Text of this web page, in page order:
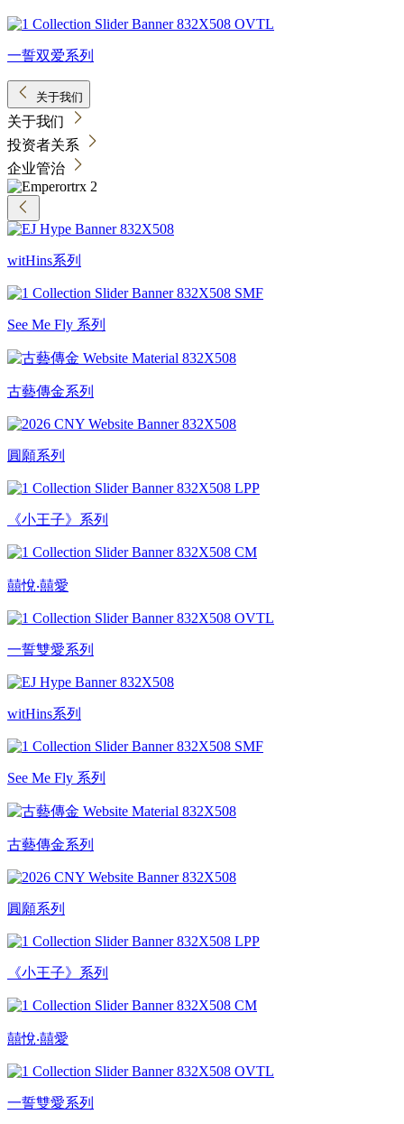
一誓双爱系列
关于我们
关于我们
投资者关系
企业管治
witHins系列
See Me Fly 系列
古藝傳金系列
圓願系列
《小王子》系列
囍悅‧囍愛
一誓雙愛系列
witHins系列
See Me Fly 系列
古藝傳金系列
圓願系列
《小王子》系列
囍悅‧囍愛
一誓雙愛系列